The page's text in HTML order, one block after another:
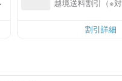
越境送料割引（※
割引詳細